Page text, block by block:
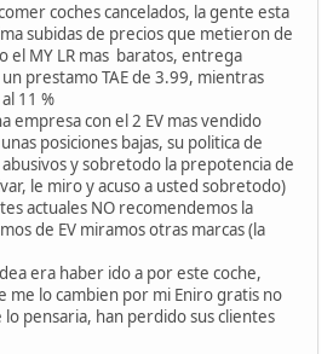
coches cancelados, la gente esta
subidas de precios que metieron de
el MY LR mas baratos, entrega
prestamo TAE de 3.99, mientras
11 %
empresa con el 2 EV mas vendido
posiciones bajas, su politica de
y sobretodo la prepotencia de
le miro y acuso a usted sobretodo)
actuales NO recomendemos la
de EV miramos otras marcas (la
era haber ido a por este coche,
me lo cambien por mi Eniro gratis no
lo pensaria, han perdido sus clientes